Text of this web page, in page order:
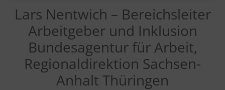
Lars Nentwich – Bereichsleiter
Arbeitgeber und Inklusion
Bundesagentur für Arbeit,
Regionaldirektion Sachsen-
Anhalt Thüringen